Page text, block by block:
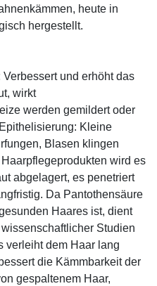
heute in
hergestellt.
und erhöht das
wirkt
werden gemildert oder
Kleine
Blasen klingen
wird es
abgelagert, es penetriert
Da Pantothensäure
Haares ist, dient
Studien
verleiht dem Haar lang
die Kämmbarkeit der
gespaltenem Haar,